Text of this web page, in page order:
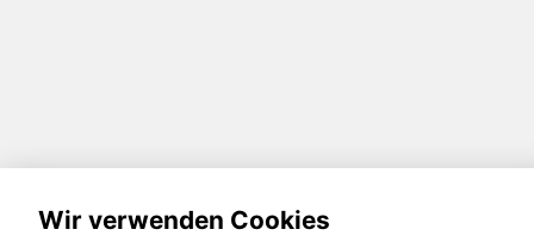
Wir verwenden Cookies